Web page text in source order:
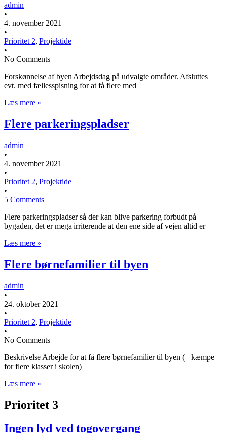
admin
•
4. november 2021
•
Prioritet 2, Projektide
•
No Comments
Forskønnelse af byen Arbejdsdag på udvalgte områder. Afsluttes
evt. med fællesspisning for at få flere med
Læs mere »
Flere parkeringspladser
admin
•
4. november 2021
•
Prioritet 2, Projektide
•
5 Comments
Flere parkeringspladser så der kan blive parkering forbudt på
bygaden, det er mega irriterende at den ene side af vejen altid er
Læs mere »
Flere børnefamilier til byen
admin
•
24. oktober 2021
•
Prioritet 2, Projektide
•
No Comments
Beskrivelse Arbejde for at få flere børnefamilier til byen (+ kæmpe
for flere klasser i skolen)
Læs mere »
Prioritet 3
Ingen lyd ved togovergang